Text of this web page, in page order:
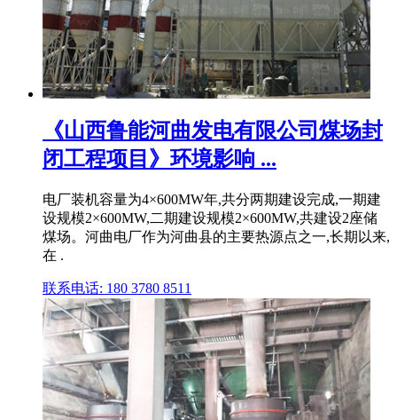
《山西鲁能河曲发电有限公司煤场封
闭工程项目》环境影响 ...
电厂装机容量为4×600MW年,共分两期建设完成,一期建
设规模2×600MW,二期建设规模2×600MW,共建设2座储
煤场。河曲电厂作为河曲县的主要热源点之一,长期以来,
在 .
联系电话: 180 3780 8511